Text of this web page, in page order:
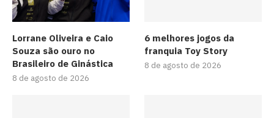
Lorrane Oliveira e Caio
Souza são ouro no
Brasileiro de Ginástica
8 de agosto de 2026
6 melhores jogos da
franquia Toy Story
8 de agosto de 2026